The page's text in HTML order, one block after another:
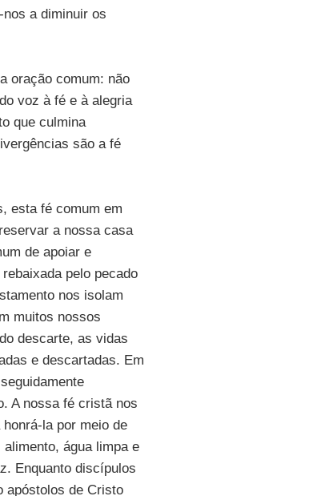
a diminuir os
oração comum: não
voz à fé e à alegria
que culmina
são a fé
esta fé comum em
a nossa casa
de apoiar e
pelo pecado
nos isolam
muitos nossos
descarte, as vidas
e descartadas. Em
A nossa fé cristã nos
la por meio de
água limpa e
Enquanto discípulos
apóstolos de Cristo